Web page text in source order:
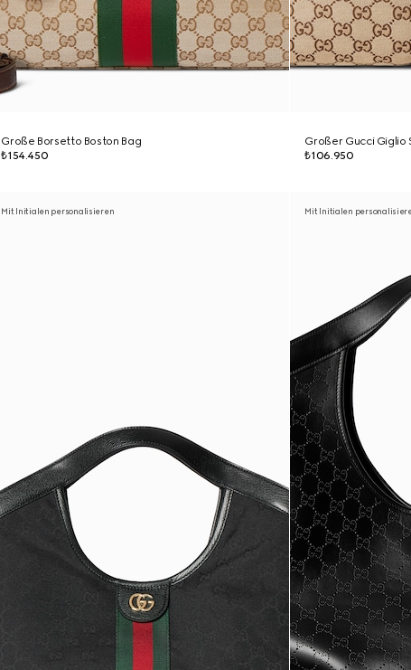
Große Borsetto Boston Bag
₺154.450
Großer Gucci Giglio
₺106.950
Mit Initialen personalisieren Mit Initialen